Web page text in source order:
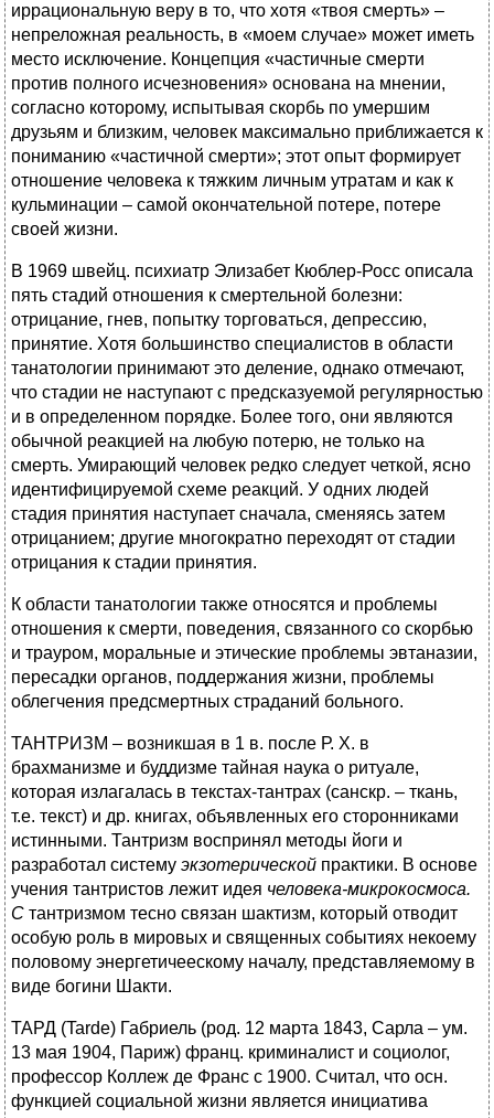
иррациональную веру в то, что хотя «твоя смерть» –
непреложная реальность, в «моем случае» может иметь
место исключение. Концепция «частичные смерти
против полного исчезновения» основана на мнении,
согласно которому, испытывая скорбь по умершим
друзьям и близким, человек максимально приближается к
пониманию «частичной смерти»; этот опыт формирует
отношение человека к тяжким личным утратам и как к
кульминации – самой окончательной потере, потере
своей жизни.
В 1969 швейц. психиатр Элизабет Кюблер-Росс описала
пять стадий отношения к смертельной болезни:
отрицание, гнев, попытку торговаться, депрессию,
принятие. Хотя большинство специалистов в области
танатологии принимают это деление, однако отмечают,
что стадии не наступают с предсказуемой регулярностью
и в определенном порядке. Более того, они являются
обычной реакцией на любую потерю, не только на
смерть. Умирающий человек редко следует четкой, ясно
идентифицируемой схеме реакций. У одних людей
стадия принятия наступает сначала, сменяясь затем
отрицанием; другие многократно переходят от стадии
отрицания к стадии принятия.
К области танатологии также относятся и проблемы
отношения к смерти, поведения, связанного со скорбью
и трауром, моральные и этические проблемы эвтаназии,
пересадки органов, поддержания жизни, проблемы
облегчения предсмертных страданий больного.
ТАНТРИЗМ – возникшая в 1 в. после Р. X. в
брахманизме и буддизме тайная наука о ритуале,
которая излагалась в текстах-тантрах (санскр. – ткань,
т.е. текст) и др. книгах, объявленных его сторонниками
истинными. Тантризм воспринял методы йоги и
разработал систему экзотерической практики. В основе
учения тантристов лежит идея человека-микрокосмоса.
С тантризмом тесно связан шактизм, который отводит
особую роль в мировых и священных событиях некоему
половому энергетичеескому началу, представляемому в
виде богини Шакти.
ТАРД (Tarde) Габриель (род. 12 марта 1843, Сарла – ум.
13 мая 1904, Париж) франц. криминалист и социолог,
профессор Коллеж де Франс с 1900. Считал, что осн.
функцией социальной жизни является инициатива